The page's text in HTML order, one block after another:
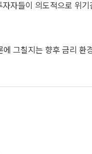
자들이 의도적으로 위
그칠지는 향후 금리 환